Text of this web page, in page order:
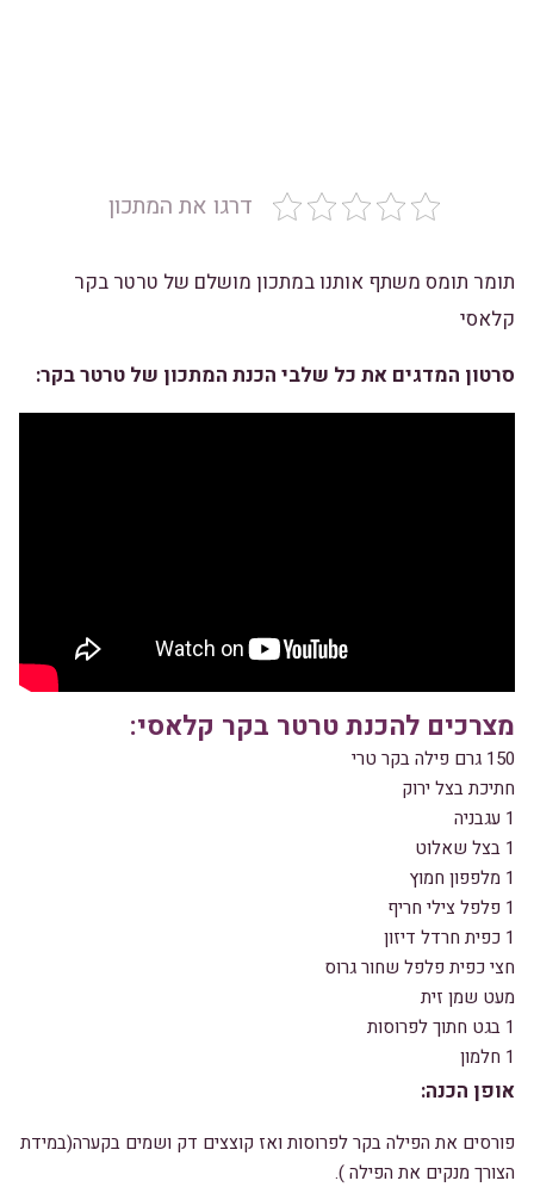
דרגו את המתכון
תומר תומס משתף אותנו במתכון מושלם של טרטר בקר
קלאסי
סרטון המדגים את כל שלבי הכנת המתכון של טרטר בקר:
מצרכים להכנת טרטר בקר קלאסי:
150 גרם פילה בקר טרי
חתיכת בצל ירוק
1 עגבניה
1 בצל שאלוט
1 מלפפון חמוץ
1 פלפל צילי חריף
1 כפית חרדל דיזון
חצי כפית פלפל שחור גרוס
מעט שמן זית
1 בגט חתוך לפרוסות
1 חלמון
אופן הכנה:
פורסים את הפילה בקר לפרוסות ואז קוצצים דק ושמים בקערה(במידת
הצורך מנקים את הפילה ).